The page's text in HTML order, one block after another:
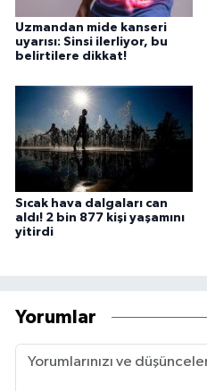
Uzmandan mide kanseri
uyarısı: Sinsi ilerliyor, bu
belirtilere dikkat!
Sıcak hava dalgaları can
aldı! 2 bin 877 kişi yaşamını
yitirdi
Yorumlar